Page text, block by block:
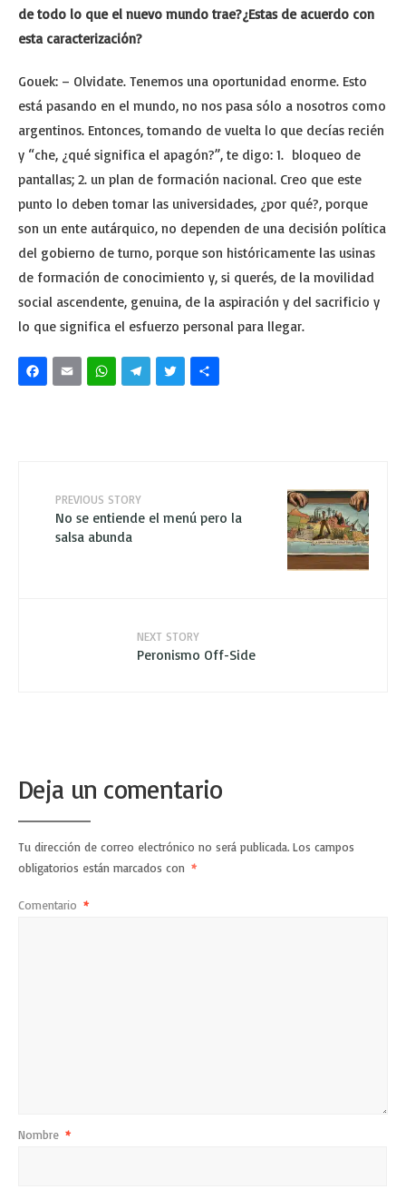
de todo lo que el nuevo mundo trae?¿Estas de acuerdo con
esta caracterización?
Gouek: – Olvidate. Tenemos una oportunidad enorme. Esto
está pasando en el mundo, no nos pasa sólo a nosotros como
argentinos. Entonces, tomando de vuelta lo que decías recién
y “che, ¿qué significa el apagón?”, te digo: 1. bloqueo de
pantallas; 2. un plan de formación nacional. Creo que este
punto lo deben tomar las universidades, ¿por qué?, porque
son un ente autárquico, no dependen de una decisión política
del gobierno de turno, porque son históricamente las usinas
de formación de conocimiento y, si querés, de la movilidad
social ascendente, genuina, de la aspiración y del sacrificio y
lo que significa el esfuerzo personal para llegar.
Facebook
EmailWhatsApp
Telegram
Twitter
PREVIOUS STORY
No se entiende el menú pero la
salsa abunda
NEXT STORY
Peronismo Off-Side
Deja un comentario
Tu dirección de correo electrónico no será publicada. Los campos
obligatorios están marcados con *
Comentario *
Nombre *